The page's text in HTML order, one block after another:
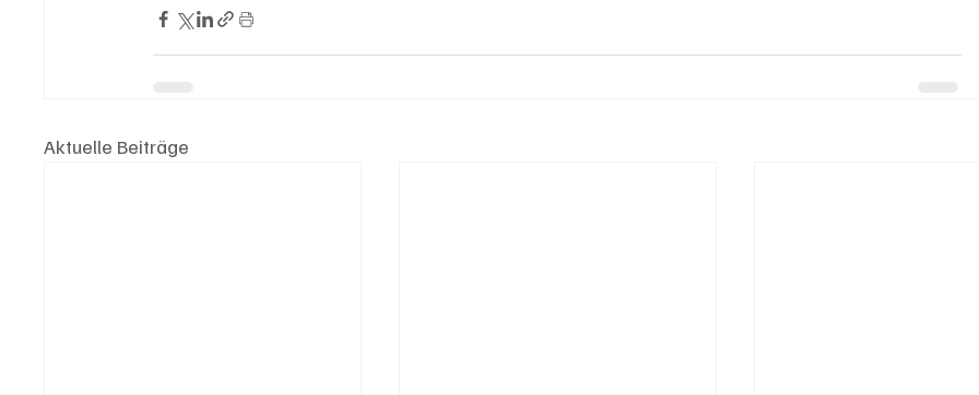
Aktuelle Beiträge